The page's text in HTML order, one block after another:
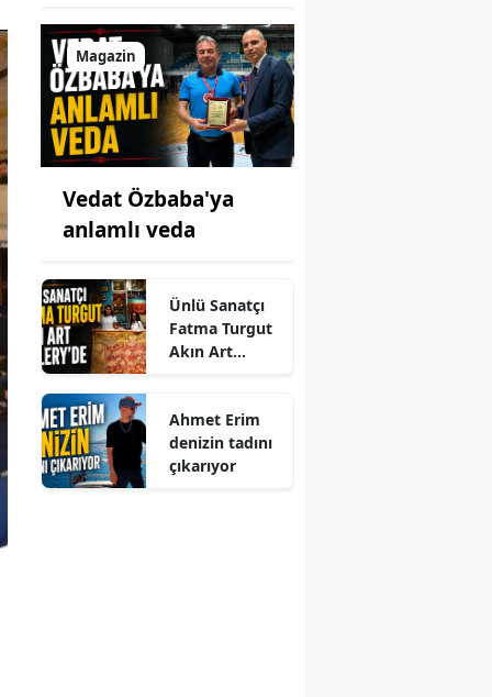
Magazin
Vedat Özbaba'ya
anlamlı veda
Ünlü Sanatçı
Fatma Turgut
Akın Art
Ahmet Erim
denizin tadını
çıkarıyor